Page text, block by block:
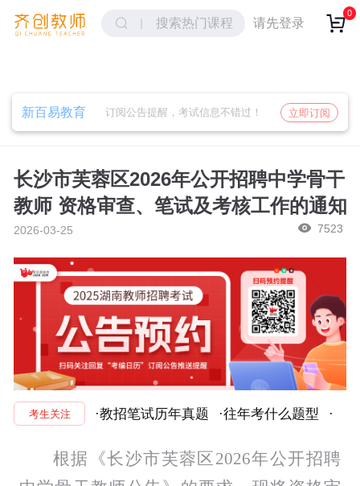
搜索热门课程 请先登录
0
取消 确定
新百易教育 订阅公告提醒，考试信息不错过！ 立即订阅
长沙市芙蓉区2026年公开招聘中学骨干
教师 资格审查、笔试及考核工作的通知
2026-03-25 7523
考生关注 ·教招笔试历年真题 ·往年考什么题型 ·
根据 《长沙市芙蓉区2026年公开招聘